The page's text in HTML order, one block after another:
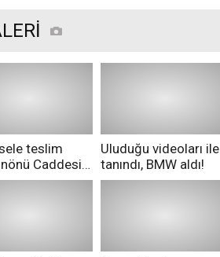
teslim
Caddesi
Uluduğu videoları ile
tanındı, BMW aldı!